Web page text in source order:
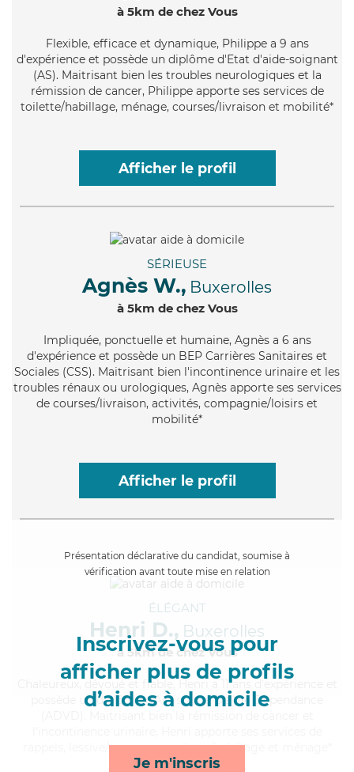
à 5km de chez Vous
Flexible, efficace et dynamique, Philippe a 9 ans
d'expérience et possède un diplôme d'Etat d'aide-soignant
(AS). Maitrisant bien les troubles neurologiques et la
rémission de cancer, Philippe apporte ses services de
toilette/habillage, ménage, courses/livraison et mobilité*
Afficher le profil
SÉRIEUSE
Agnès W., Buxerolles
à 5km de chez Vous
Impliquée, ponctuelle et humaine, Agnès a 6 ans
d'expérience et possède un BEP Carrières Sanitaires et
Sociales (CSS). Maitrisant bien l'incontinence urinaire et les
troubles rénaux ou urologiques, Agnès apporte ses services
de courses/livraison, activités, compagnie/loisirs et
mobilité*
Afficher le profil
Présentation déclarative du candidat, soumise à
vérification avant toute mise en relation
Inscrivez-vous pour
afficher plus de profils
d’aides à domicile
Je m'inscris
ÉLÉGANT
Henri D., Buxerolles
à 5km de chez Vous
, dévoué et fiable, Henri a 11 ans d'expérience et
possède un diplôme d'Assistante De Vie Dépendance
rappels, lessive/repassage, toilette/habillage et ménage*